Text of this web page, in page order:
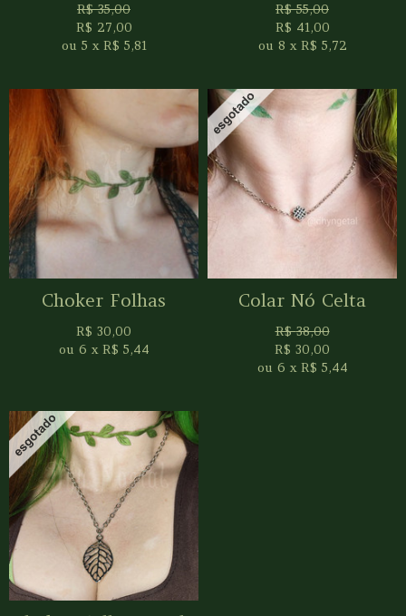
R$35,00
R$ 27,00
ou 5 x R$ 5,81
R$55,00
R$ 41,00
ou 8 x R$ 5,72
Choker Folhas
R$ 30,00
ou 6 x R$ 5,44
Colar Nó Celta
R$38,00
R$ 30,00
ou 6 x R$ 5,44